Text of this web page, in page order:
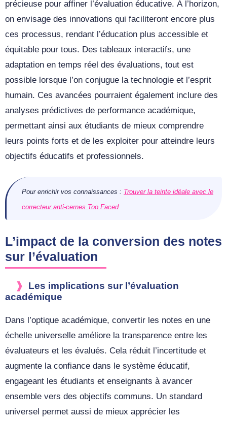
précieuse pour affiner l’évaluation éducative. À l’horizon,
on envisage des innovations qui faciliteront encore plus
ces processus, rendant l’éducation plus accessible et
équitable pour tous. Des tableaux interactifs, une
adaptation en temps réel des évaluations, tout est
possible lorsque l’on conjugue la technologie et l’esprit
humain. Ces avancées pourraient également inclure des
analyses prédictives de performance académique,
permettant ainsi aux étudiants de mieux comprendre
leurs points forts et de les exploiter pour atteindre leurs
objectifs éducatifs et professionnels.
Pour enrichir vos connaissances : Trouver la teinte idéale avec le
correcteur anti-cernes Too Faced
L’impact de la conversion des notes
sur l’évaluation
Les implications sur l’évaluation
académique
Dans l’optique académique, convertir les notes en une
échelle universelle améliore la transparence entre les
évaluateurs et les évalués. Cela réduit l’incertitude et
augmente la confiance dans le système éducatif,
engageant les étudiants et enseignants à avancer
ensemble vers des objectifs communs. Un standard
universel permet aussi de mieux apprécier les